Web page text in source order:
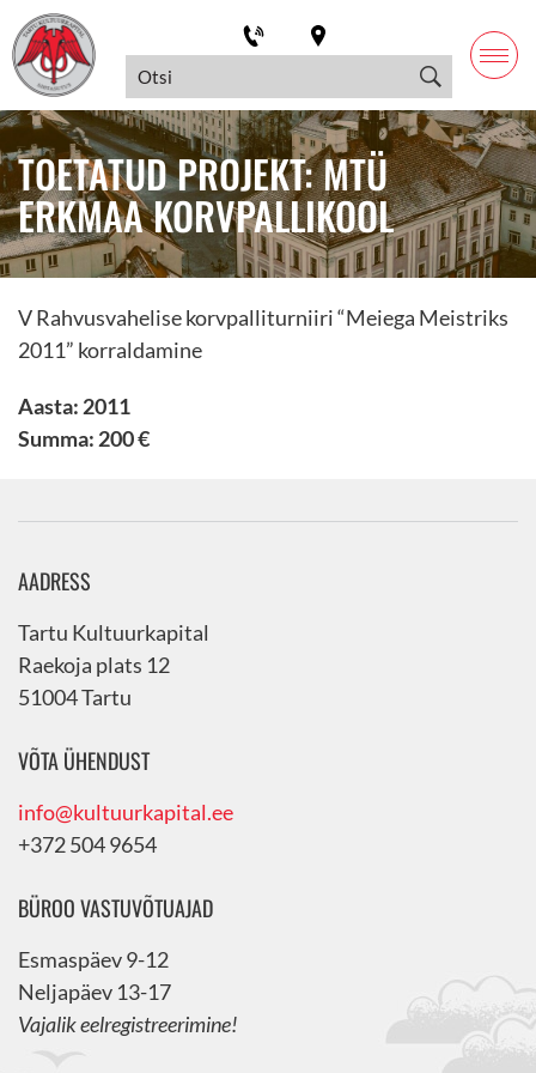
TOETATUD PROJEKT: MTÜ
ERKMAA KORVPALLIKOOL
V Rahvusvahelise korvpalliturniiri “Meiega Meistriks
2011” korraldamine
Aasta: 2011
Summa: 200 €
AADRESS
Tartu Kultuurkapital
Raekoja plats 12
51004 Tartu
VÕTA ÜHENDUST
info@kultuurkapital.ee
+372 504 9654
BÜROO VASTUVÕTUAJAD
Esmaspäev 9-12
Neljapäev 13-17
Vajalik eelregistreerimine!